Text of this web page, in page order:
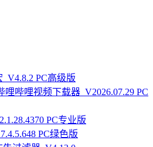
PC高级版
哔哩视频下载器_V2026.07.29 PC
PC专业版
PC绿色版